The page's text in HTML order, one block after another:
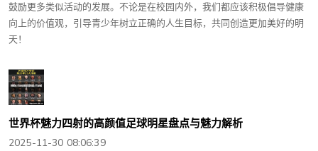
鼓励更多类似活动的发展。不论是在校园内外，我们都应该积极倡导健康
向上的价值观，引导青少年树立正确的人生目标，共同创造更加美好的明
天！
世界杯魅力四射的高颜值足球明星盘点与魅力解析
2025-11-30 08:06:39